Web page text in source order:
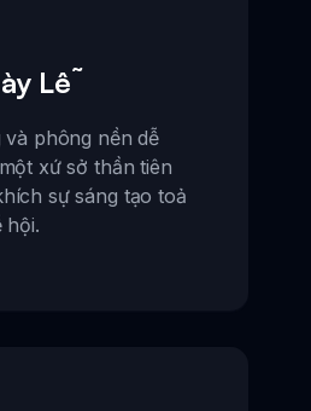
Lễ
và phông nền dễ
xứ sở thần tiên
sự sáng tạo toả
hội.